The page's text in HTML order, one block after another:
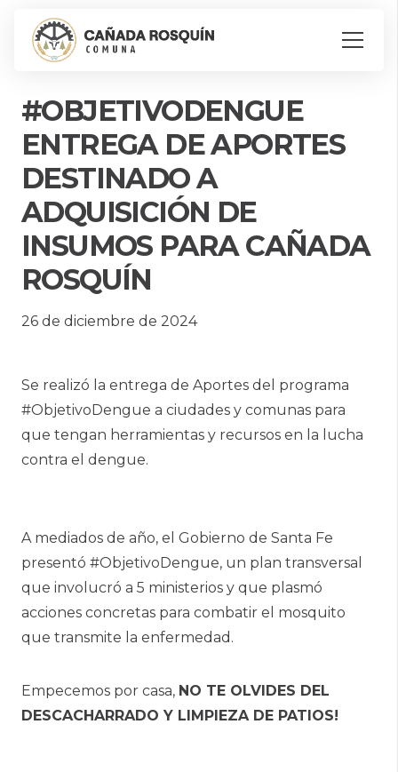
#OBJETIVODENGUE
ENTREGA DE APORTES
DESTINADO A
ADQUISICIÓN DE
INSUMOS PARA CAÑADA
ROSQUÍN
26 de diciembre de 2024
Se realizó la entrega de Aportes del programa
#ObjetivoDengue a ciudades y comunas para
que tengan herramientas y recursos en la lucha
contra el dengue.
A mediados de año, el Gobierno de Santa Fe
presentó #ObjetivoDengue, un plan transversal
que involucró a 5 ministerios y que plasmó
acciones concretas para combatir el mosquito
que transmite la enfermedad.
Empecemos por casa, NO TE OLVIDES DEL
DESCACHARRADO Y LIMPIEZA DE PATIOS!